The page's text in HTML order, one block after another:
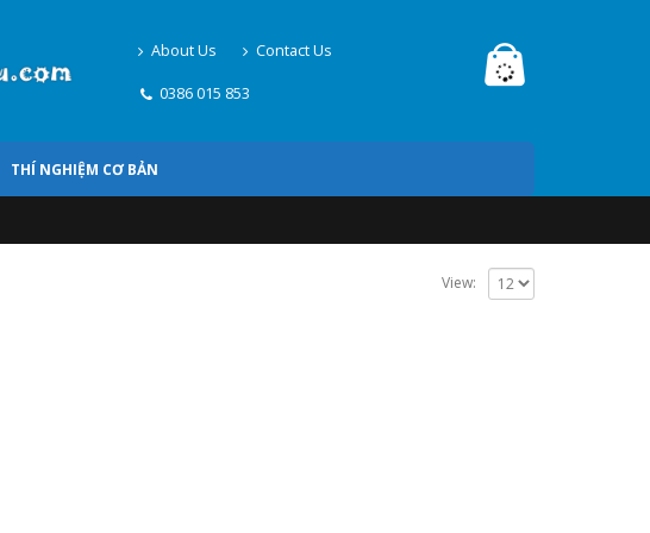
About Us Contact Us
0386 015 853
THÍ NGHIỆM CƠ BẢN
View: